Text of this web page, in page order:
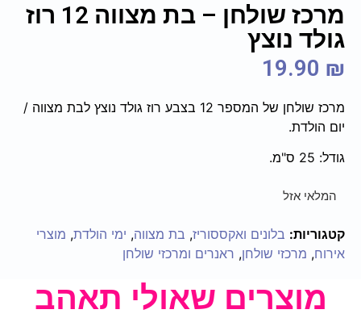
מרכז שולחן – בת מצווה 12 רוז
גולד נוצץ
19.90 ₪
מרכז שולחן של המספר 12 בצבע רוז גולד נוצץ לבת מצווה /
יום הולדת.
גודל: 25 ס"מ.
המלאי אזל
קטגוריות: בלונים ואקססוריז, בת מצווה, ימי הולדת, מוצרי
אירוח, מרכזי שולחן, ראנרים ומרכזי שולחן
מוצרים שאולי תאהב